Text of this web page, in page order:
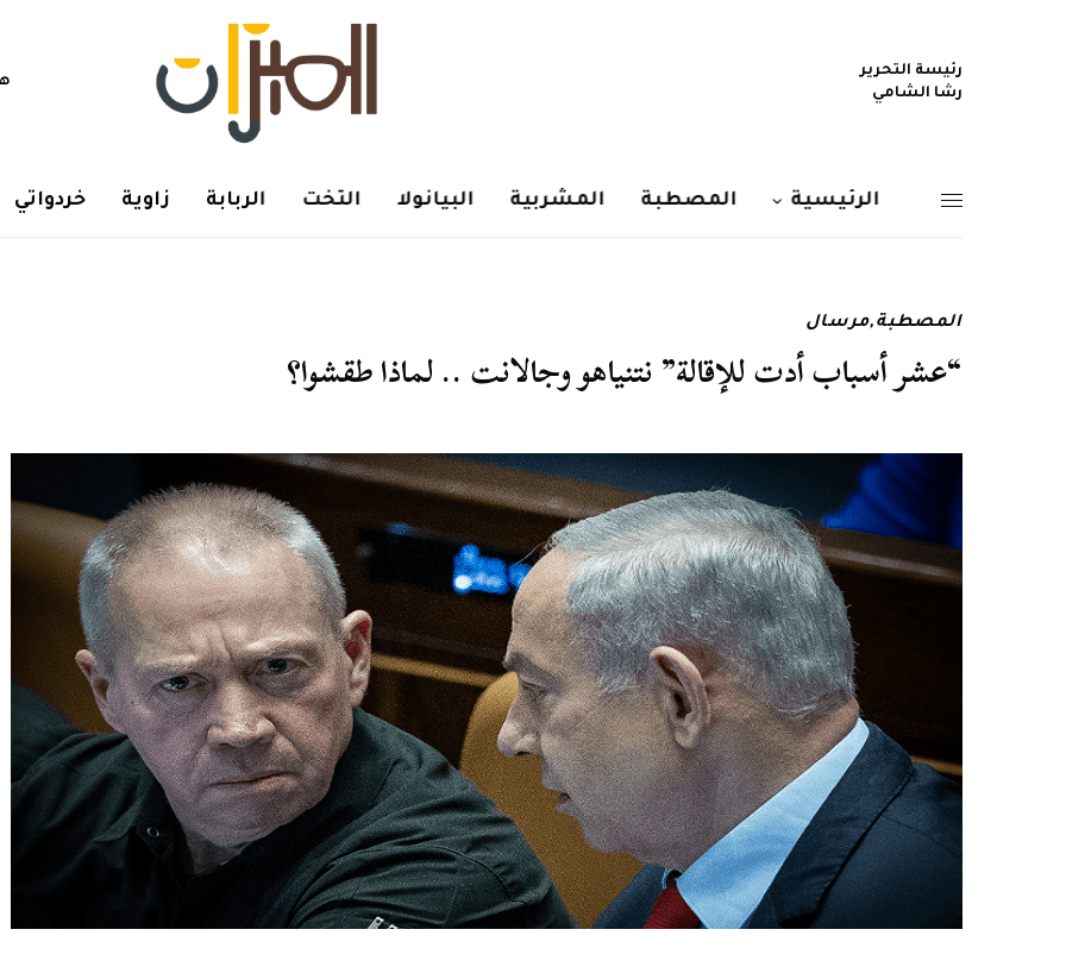
رئيسة التحرير
رشا الشامي
الرئيسية المصطبة المشربية البيانولا التخت الربابة زاوية خردواتي
المصطبة,مرسال
“عشر أسباب أدت للإقالة” نتنياهو وجالانت .. لماذا طقشوا؟